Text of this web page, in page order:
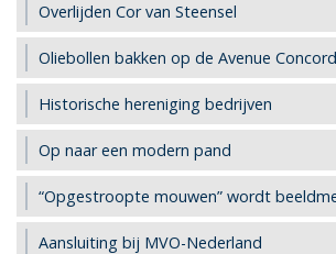
Overlijden Cor van Steensel
Oliebollen bakken op de Avenue
Historische hereniging bedrijven
Op naar een modern pand
“Opgestroopte mouwen” wordt
Aansluiting bij MVO-Nederland